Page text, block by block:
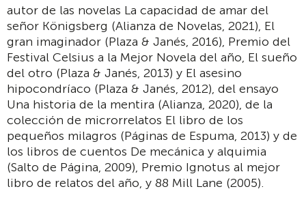
autor de las novelas La capacidad de amar del
señor Königsberg (Alianza de Novelas, 2021), El
gran imaginador (Plaza & Janés, 2016), Premio del
Festival Celsius a la Mejor Novela del año, El sueño
del otro (Plaza & Janés, 2013) y El asesino
hipocondríaco (Plaza & Janés, 2012), del ensayo
Una historia de la mentira (Alianza, 2020), de la
colección de microrrelatos El libro de los
pequeños milagros (Páginas de Espuma, 2013) y de
los libros de cuentos De mecánica y alquimia
(Salto de Página, 2009), Premio Ignotus al mejor
libro de relatos del año, y 88 Mill Lane (2005).